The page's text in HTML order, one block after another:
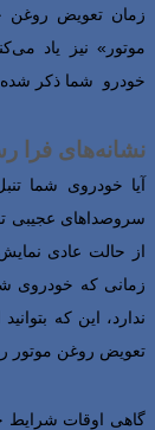
زمان تعویض روغن
موتور» نیز یاد
خودرو شما ذکر
نشانه‌های فرا
آیا خودروی شما
سروصداهای عجیبی
از حالت عادی
زمانی که خودروی
ندارد، این که
تعویض روغن موتور
گاهی اوقات شرایط